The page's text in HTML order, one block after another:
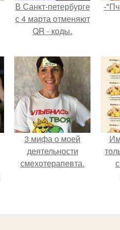
В Санкт-петербурге
с 4 марта отменяют
QR - коды.
-
3 мифа о моей
деятельности
смехотерапевта.